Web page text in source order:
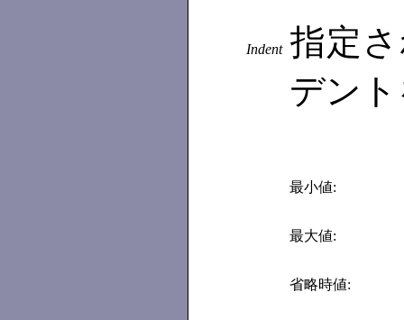
Indent 指定
デン
最小値:
最大値:
省略時値: